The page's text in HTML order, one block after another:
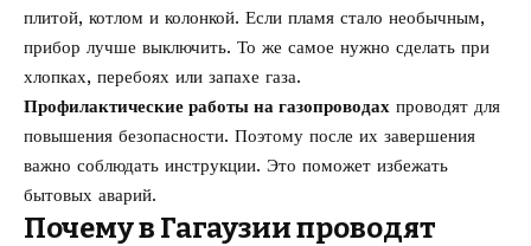
плитой, котлом и колонкой. Если пламя стало необычным,
прибор лучше выключить. То же самое нужно сделать при
хлопках, перебоях или запахе газа.
Профилактические работы на газопроводах проводят для
повышения безопасности. Поэтому после их завершения
важно соблюдать инструкции. Это поможет избежать
бытовых аварий.
Почему в Гагаузии проводят